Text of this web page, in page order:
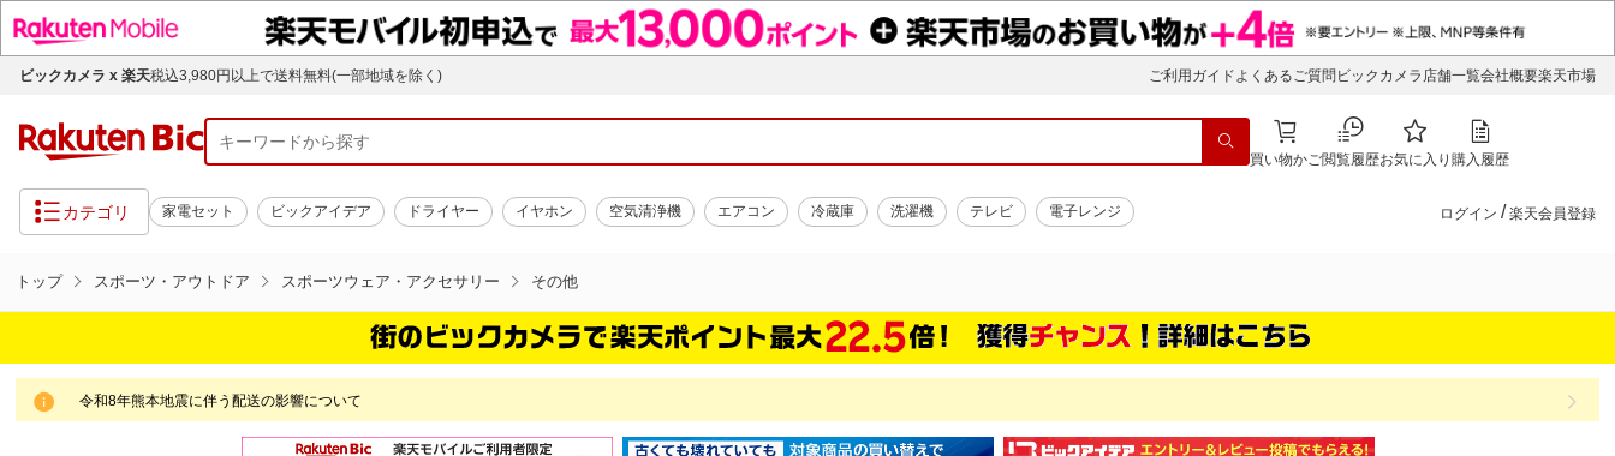
ビックカメラ x 楽天税込3,980円以上で送料無料(一部地域を除く) ご利用ガイド よくあるご質問 ビックカメラ店舗一覧会社概要楽天市場
買い物かご閲覧履歴お気に入り 購入履歴
カテゴリ 家電セット ビックアイデア ドライヤー イヤホン 空気清浄機 エアコン 冷蔵庫 洗濯機 テレビ 電子レンジ ログイン / 楽天会員登録
トップ スポーツ・アウトドア スポーツウェア・アクセサリー その他
令和8年熊本地震に伴う配送の影響について